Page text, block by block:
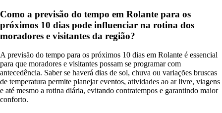
Como a previsão do tempo em Rolante para os
próximos 10 dias pode influenciar na rotina dos
moradores e visitantes da região?
A previsão do tempo para os próximos 10 dias em Rolante é essencial
para que moradores e visitantes possam se programar com
antecedência. Saber se haverá dias de sol, chuva ou variações bruscas
de temperatura permite planejar eventos, atividades ao ar livre, viagens
e até mesmo a rotina diária, evitando contratempos e garantindo maior
conforto.